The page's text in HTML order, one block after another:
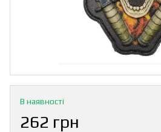
В наявності
262 грн